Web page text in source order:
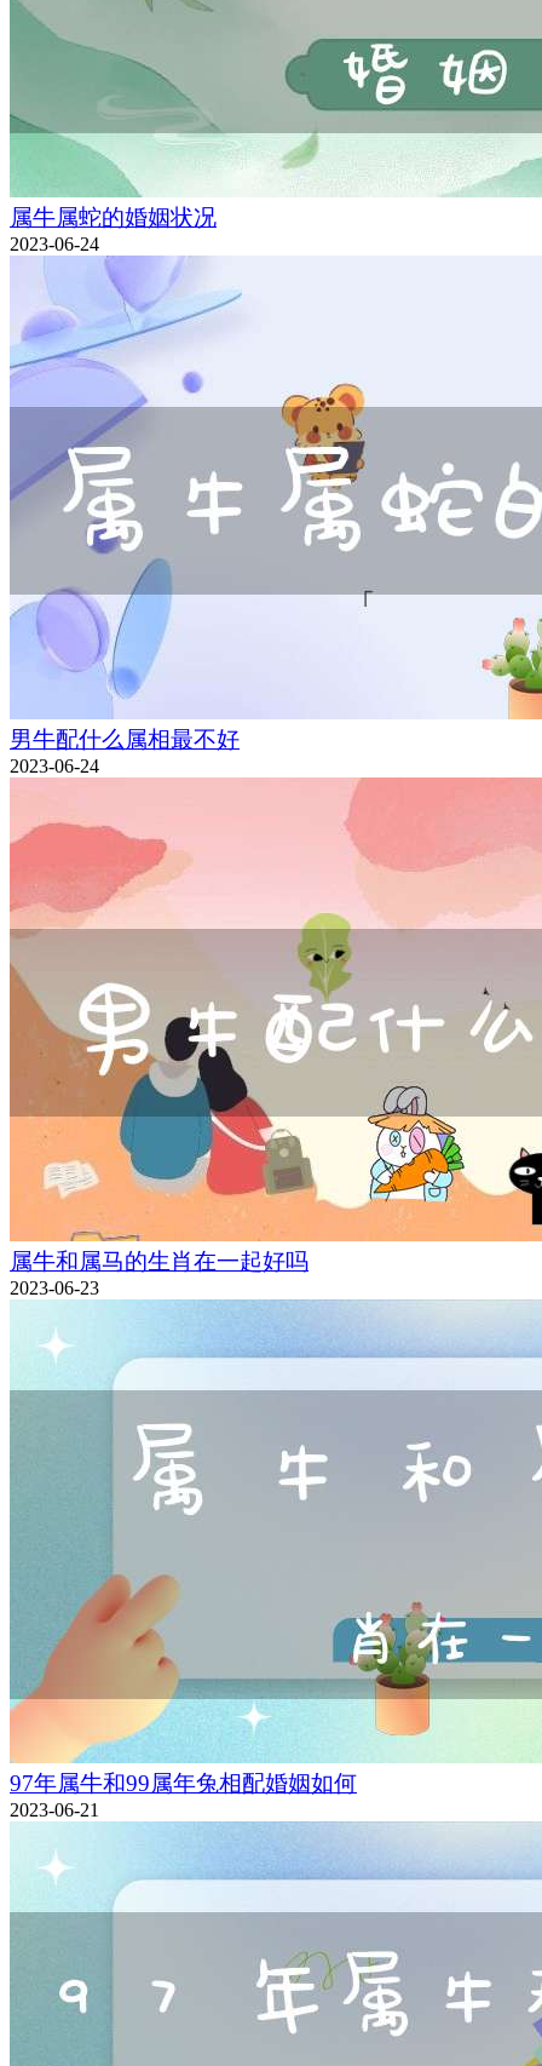
属牛属蛇的婚姻状况
2023-06-24
男牛配什么属相最不好
2023-06-24
属牛和属马的生肖在一起好吗
2023-06-23
97年属牛和99属年兔相配婚姻如何
2023-06-21